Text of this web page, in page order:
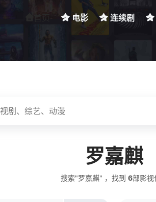
电影 连续剧
罗嘉麒
搜索"罗嘉麒" ，找到 6部影视